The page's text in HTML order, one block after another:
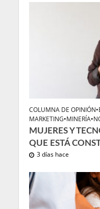
COLUMNA DE OPINIÓN•
MARKETING•MINERÍA•
MUJERES Y
QUE ESTÁ
3 días hace